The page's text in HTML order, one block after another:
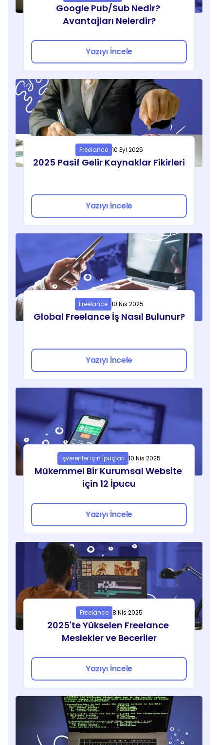
Google Pub/Sub Nedir?
Avantajları Nelerdir?
Yazıyı İncele
Freelance 10 Eyl 2025
2025 Pasif Gelir Kaynaklar Fikirleri
Yazıyı İncele
Freelance 10 Nis 2025
Global Freelance İş Nasıl Bulunur?
Yazıyı İncele
İşverenler için İpuçları 10 Nis 2025
Mükemmel Bir Kurumsal Website
için 12 İpucu
Yazıyı İncele
Freelance 8 Nis 2025
2025'te Yükselen Freelance
Meslekler ve Beceriler
Yazıyı İncele